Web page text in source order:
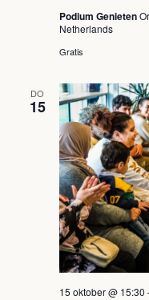
Podium Genieten
Netherlands
Gratis
DO
15
15 oktober @ 15:30